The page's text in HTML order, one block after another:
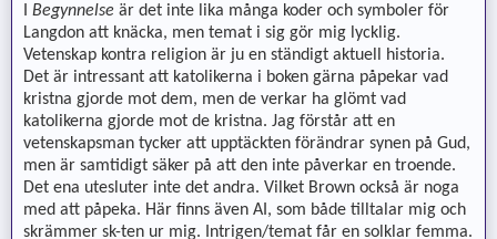
Begynnelse är det inte lika många koder och symboler för
Langdon att knäcka, men temat i sig gör mig lycklig.
Vetenskap kontra religion är ju en ständigt aktuell historia.
Det är intressant att katolikerna i boken gärna påpekar vad
kristna gjorde mot dem, men de verkar ha glömt vad
katolikerna gjorde mot de kristna. Jag förstår att en
vetenskapsman tycker att upptäckten förändrar synen på Gud,
men är samtidigt säker på att den inte påverkar en troende.
Det ena utesluter inte det andra. Vilket Brown också är noga
med att påpeka. Här finns även AI, som både tilltalar mig och
skrämmer sk-ten ur mig. Intrigen/temat får en solklar femma.